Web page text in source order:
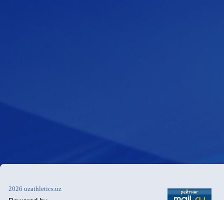
2026 uzathletics.uz